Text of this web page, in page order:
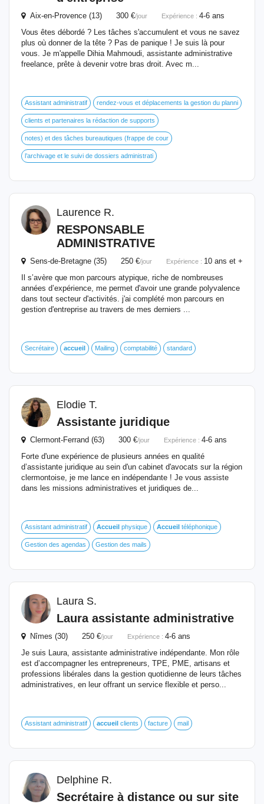
Aix-en-Provence (13) 300 €/jour Expérience : 4-6 ans
Vous êtes débordé ? Les tâches s'accumulent et vous ne savez
plus où donner de la tête ? Pas de panique ! Je suis là pour
vous. Je m'appelle Dihia Mahmoudi, assistante administrative
freelance, prête à devenir votre bras droit. Avec m...
Assistant administratif rendez-vous et déplacements la gestion du planni
clients et partenaires la rédaction de supports
notes) et des tâches bureautiques (frappe de cour
l’archivage et le suivi de dossiers administrati
Laurence R.
RESPONSABLE
ADMINISTRATIVE
Sens-de-Bretagne (35) 250 €/jour Expérience : 10 ans et +
Il s’avère que mon parcours atypique, riche de nombreuses
années d’expérience, me permet d'avoir une grande polyvalence
dans tout secteur d'activités. j'ai complété mon parcours en
gestion d'entreprise au travers de mes derniers ...
Secrétaire accueil Mailing comptabilité standard
Elodie T.
Assistante juridique
Clermont-Ferrand (63) 300 €/jour Expérience : 4-6 ans
Forte d'une expérience de plusieurs années en qualité
d’assistante juridique au sein d'un cabinet d'avocats sur la région
clermontoise, je me lance en indépendante ! Je vous assiste
dans les missions administratives et juridiques de...
Assistant administratif Accueil physique Accueil téléphonique
Gestion des agendas Gestion des mails
Laura S.
Laura assistante administrative
Nîmes (30) 250 €/jour Expérience : 4-6 ans
Je suis Laura, assistante administrative indépendante. Mon rôle
est d’accompagner les entrepreneurs, TPE, PME, artisans et
professions libérales dans la gestion quotidienne de leurs tâches
administratives, en leur offrant un service flexible et perso...
Assistant administratif accueil clients facture mail
Delphine R.
Secrétaire à distance ou sur site